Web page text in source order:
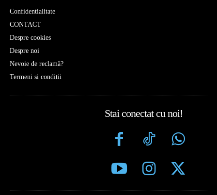
Confidentialitate
CONTACT
Despre cookies
Despre noi
Nevoie de reclamă?
Termeni si conditii
Stai conectat cu noi!